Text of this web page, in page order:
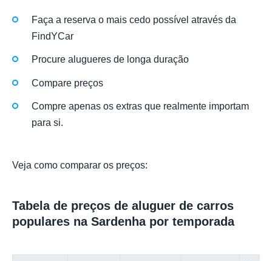
Faça a reserva o mais cedo possível através da
FindYCar
Procure alugueres de longa duração
Compare preços
Compre apenas os extras que realmente importam
para si.
Veja como comparar os preços:
Tabela de preços de aluguer de carros
populares na Sardenha por temporada